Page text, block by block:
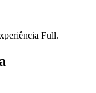
Full.